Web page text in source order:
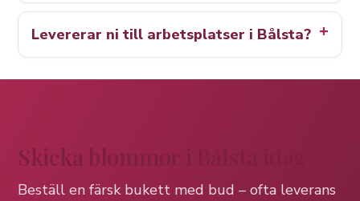
Levererar ni till arbetsplatser i Bålsta?
Skicka blommor i Bålsta idag
Beställ en färsk bukett med bud – ofta leverans